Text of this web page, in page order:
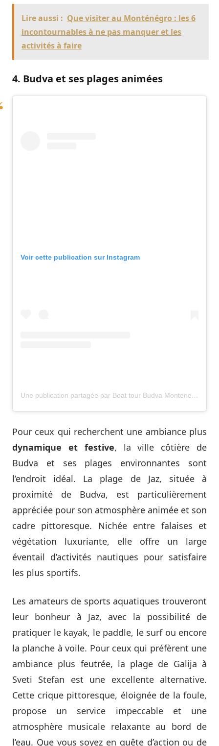
Lire aussi : Que visiter au Monténégro : les 6
incontournables à ne pas manquer et les
activités à faire
4. Budva et ses plages animées
Voir cette publication sur Instagram
Une publication partagée par Boat tour Budva Montenegro (@captain_stevan)
Pour ceux qui recherchent une ambiance plus
dynamique et festive, la ville côtière de
Budva et ses plages environnantes sont
l’endroit idéal. La plage de Jaz, située à
proximité de Budva, est particulièrement
appréciée pour son atmosphère animée et son
cadre pittoresque. Nichée entre falaises et
végétation luxuriante, elle offre un large
éventail d’activités nautiques pour satisfaire
les plus sportifs.
Les amateurs de sports aquatiques trouveront
leur bonheur à Jaz, avec la possibilité de
pratiquer le kayak, le paddle, le surf ou encore
la planche à voile. Pour ceux qui préfèrent une
ambiance plus feutrée, la plage de Galija à
Sveti Stefan est une excellente alternative.
Cette crique pittoresque, éloignée de la foule,
propose un service impeccable et une
atmosphère musicale relaxante au bord de
l’eau. Que vous soyez en quête d’action ou de